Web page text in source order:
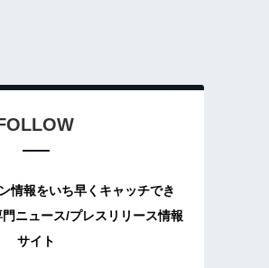
情報をいち早くキャッチでき
ニュース/プレスリリース情報
サイト